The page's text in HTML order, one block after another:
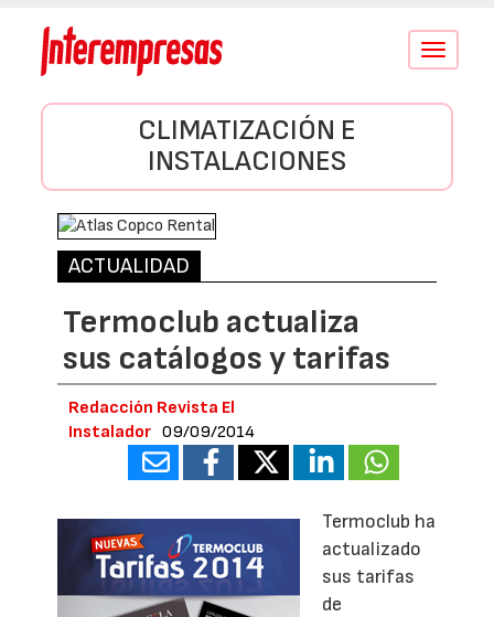
Conmutar
CLIMATIZACIÓN E
INSTALACIONES
ACTUALIDAD
Termoclub actualiza
sus catálogos y tarifas
Redacción Revista El
Instalador 09/09/2014
Termoclub ha
actualizado
sus tarifas
de